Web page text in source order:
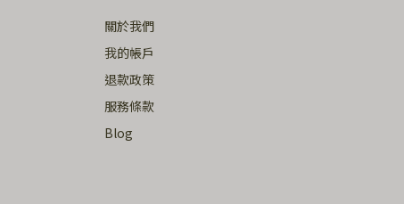
關於我們
我的帳戶
退款政策
服務條款
Blog